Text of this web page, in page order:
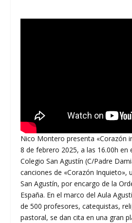
Nico Montero presenta «Corazón
8 de febrero 2025, a las 16.00h en
Colegio San Agustín (C/Padre
canciones de «Corazón Inquieto»,
San Agustín, por encargo de la
España. En el marco del Aula
de 500 profesores, catequistas,
pastoral, se dan cita en una gran